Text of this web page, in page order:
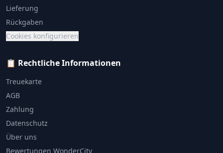
Lieferung
Rückgaben
Cookies konfigurieren
📋 Rechtliche Informationen
Treuekarte
AGB
Zahlung
Datenschutz
Über uns
Bewertungen WonderCity